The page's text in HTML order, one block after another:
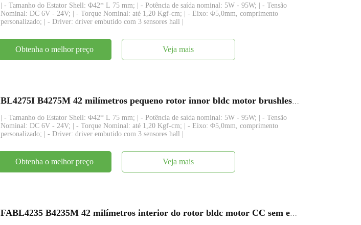
| - Tamanho do Estator Shell: Φ42* L 75 mm; | - Potência de saída nominal: 5W - 95W; | - Tensão
Nominal: DC 6V - 24V; | - Torque Nominal: até 1,20 Kgf-cm; | - Eixo: Φ5,0mm, comprimento
personalizado; | - Driver: driver embutido com 3 sensores hall |
Obtenha o melhor preço Veja mais
BL4275I B4275M 42 milímetros pequeno rotor innor bldc motor brushless dc
| - Tamanho do Estator Shell: Φ42* L 75 mm; | - Potência de saída nominal: 5W - 95W; | - Tensão
Nominal: DC 6V - 24V; | - Torque Nominal: até 1,20 Kgf-cm; | - Eixo: Φ5,0mm, comprimento
personalizado; | - Driver: driver embutido com 3 sensores hall |
Obtenha o melhor preço Veja mais
FABL4235 B4235M 42 milímetros interior do rotor bldc motor CC sem escovas com o condutor